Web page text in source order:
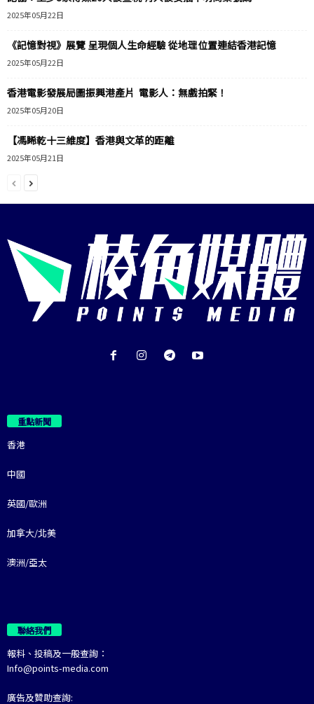
2025年05月22日
《記憶對視》展覽 呈現個人生命經驗 從地理位置連結香港記憶
2025年05月22日
香港電影發展局圖振興港產片 電影人：無戲拍緊！
2025年05月20日
【馮睎乾十三維度】香港與文革的距離
2025年05月21日
重點新聞
香港
中國
英國/歐洲
加拿大/北美
澳洲/亞太
聯絡我們
報料、投稿及一般查詢：
Info@points-media.com
廣告及贊助查詢: